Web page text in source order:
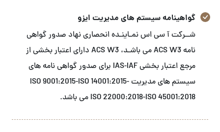
گواهینامه سیستم های مدیریت ایزو
شــرکت آ سی اس نمـاینـده انحصاری نهاد صدور گواهی
نامه ACS W3 می باشـد، ACS W3 دارای اعتبار بخشی از
مرجع اعتبار بخشی IAS-IAF برای صدور گواهی نامه های
سیستم های مدیریت ISO 9001:2015-ISO 14001:2015-
ISO 22000:2018-ISO 45001:2018 می باشد.